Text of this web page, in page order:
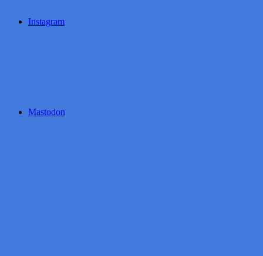
Instagram
Mastodon